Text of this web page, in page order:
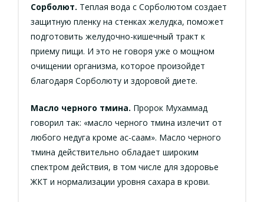
Сорболют. Теплая вода с Сорболютом создает
защитную пленку на стенках желудка, поможет
подготовить желудочно-кишечный тракт к
приему пищи. И это не говоря уже о мощном
очищении организма, которое произойдет
благодаря Сорболюту и здоровой диете.
Масло черного тмина. Пророк Мухаммад
говорил так: «масло черного тмина излечит от
любого недуга кроме ас-саам». Масло черного
тмина действительно обладает широким
спектром действия, в том числе для здоровье
ЖКТ и нормализации уровня сахара в крови.